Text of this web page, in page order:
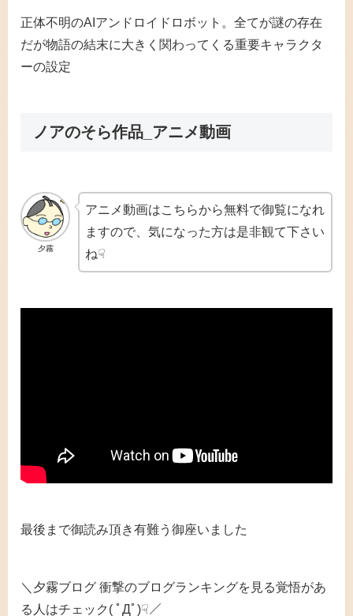
正体不明のAIアンドロイドロボット。全てが謎の存在
だが物語の結末に大きく関わってくる重要キャラクタ
ーの設定
ノアのそら作品_アニメ動画
夕霧
アニメ動画はこちらから無料で御覧になれ
ますので、気になった方は是非観て下さい
ね☟
最後まで御読み頂き有難う御座いました
＼夕霧ブログ 衝撃のブログランキングを見る覚悟があ
る人はチェック( ﾟДﾟ)☟／